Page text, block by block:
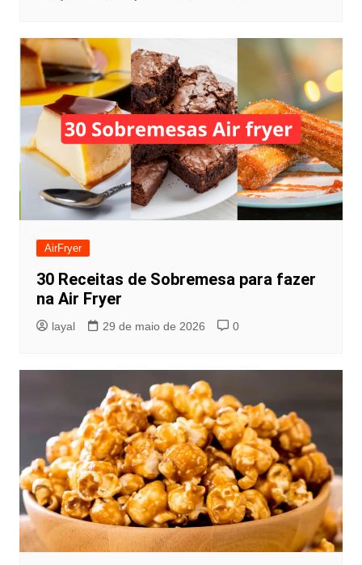
AirFryer
30 Receitas de Sobremesa para fazer
na Air Fryer
layal 29 de maio de 2026 0